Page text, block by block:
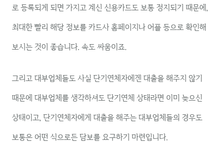
로 등록되게 되면 가지고 계신 신용카드도 보통 정지되기 때문에,
최대한 빨리 해당 정보를 카드사 홈페이지나 어플 등으로 확인해
보시는 것이 좋습니다. 속도 싸움이죠.
그리고 대부업체들도 사실 단기연체자에겐 대출을 해주지 않기
때문에 대부업체를 생각하셔도 단기연체 상태라면 이미 늦으신
상태이고, 단기연체자에게 대출을 해주는 대부업체들의 경우도
보통은 어떤 식으로든 담보를 요구하기 마련입니다.